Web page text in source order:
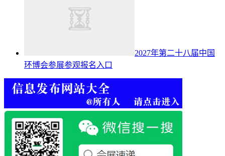
2027年第二十八届中国
环博会参展参观报名入口